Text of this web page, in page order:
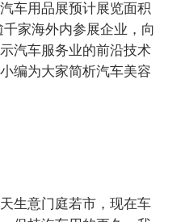
车用品展预计展览面积
家海外内参展企业，向
汽车服务业的前沿技术
编为大家简析汽车美容
生意门庭若市，现在车